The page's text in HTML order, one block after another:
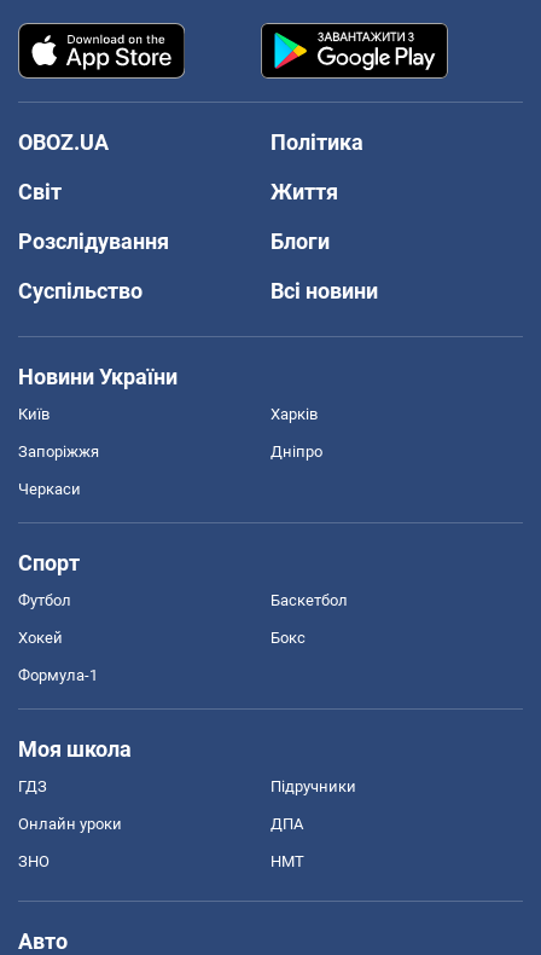
OBOZ.UA
Політика
Світ
Життя
Розслідування
Блоги
Суспільство
Всі новини
Новини України
Київ Харків
Запоріжжя Дніпро
Черкаси
Спорт
Футбол Баскетбол
Хокей Бокс
Формула-1
Моя школа
ГДЗ Підручники
Онлайн уроки ДПА
ЗНО НМТ
Авто